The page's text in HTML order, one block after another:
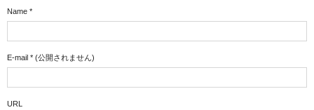
Name *
E-mail * (公開されません)
URL